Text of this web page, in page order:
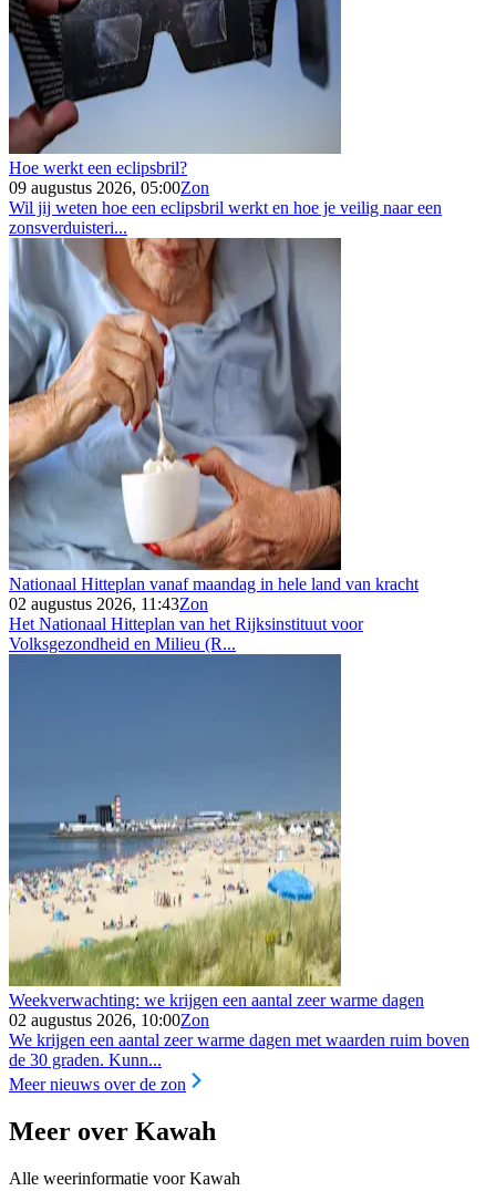
Hoe werkt een eclipsbril?
09 augustus 2026, 05:00Zon
Wil jij weten hoe een eclipsbril werkt en hoe je veilig naar een
zonsverduisteri...
Nationaal Hitteplan vanaf maandag in hele land van kracht
02 augustus 2026, 11:43Zon
Het Nationaal Hitteplan van het Rijksinstituut voor
Volksgezondheid en Milieu (R...
Weekverwachting: we krijgen een aantal zeer warme dagen
02 augustus 2026, 10:00Zon
We krijgen een aantal zeer warme dagen met waarden ruim boven
de 30 graden. Kunn...
Meer nieuws over de zon
Meer over Kawah
Alle weerinformatie voor Kawah